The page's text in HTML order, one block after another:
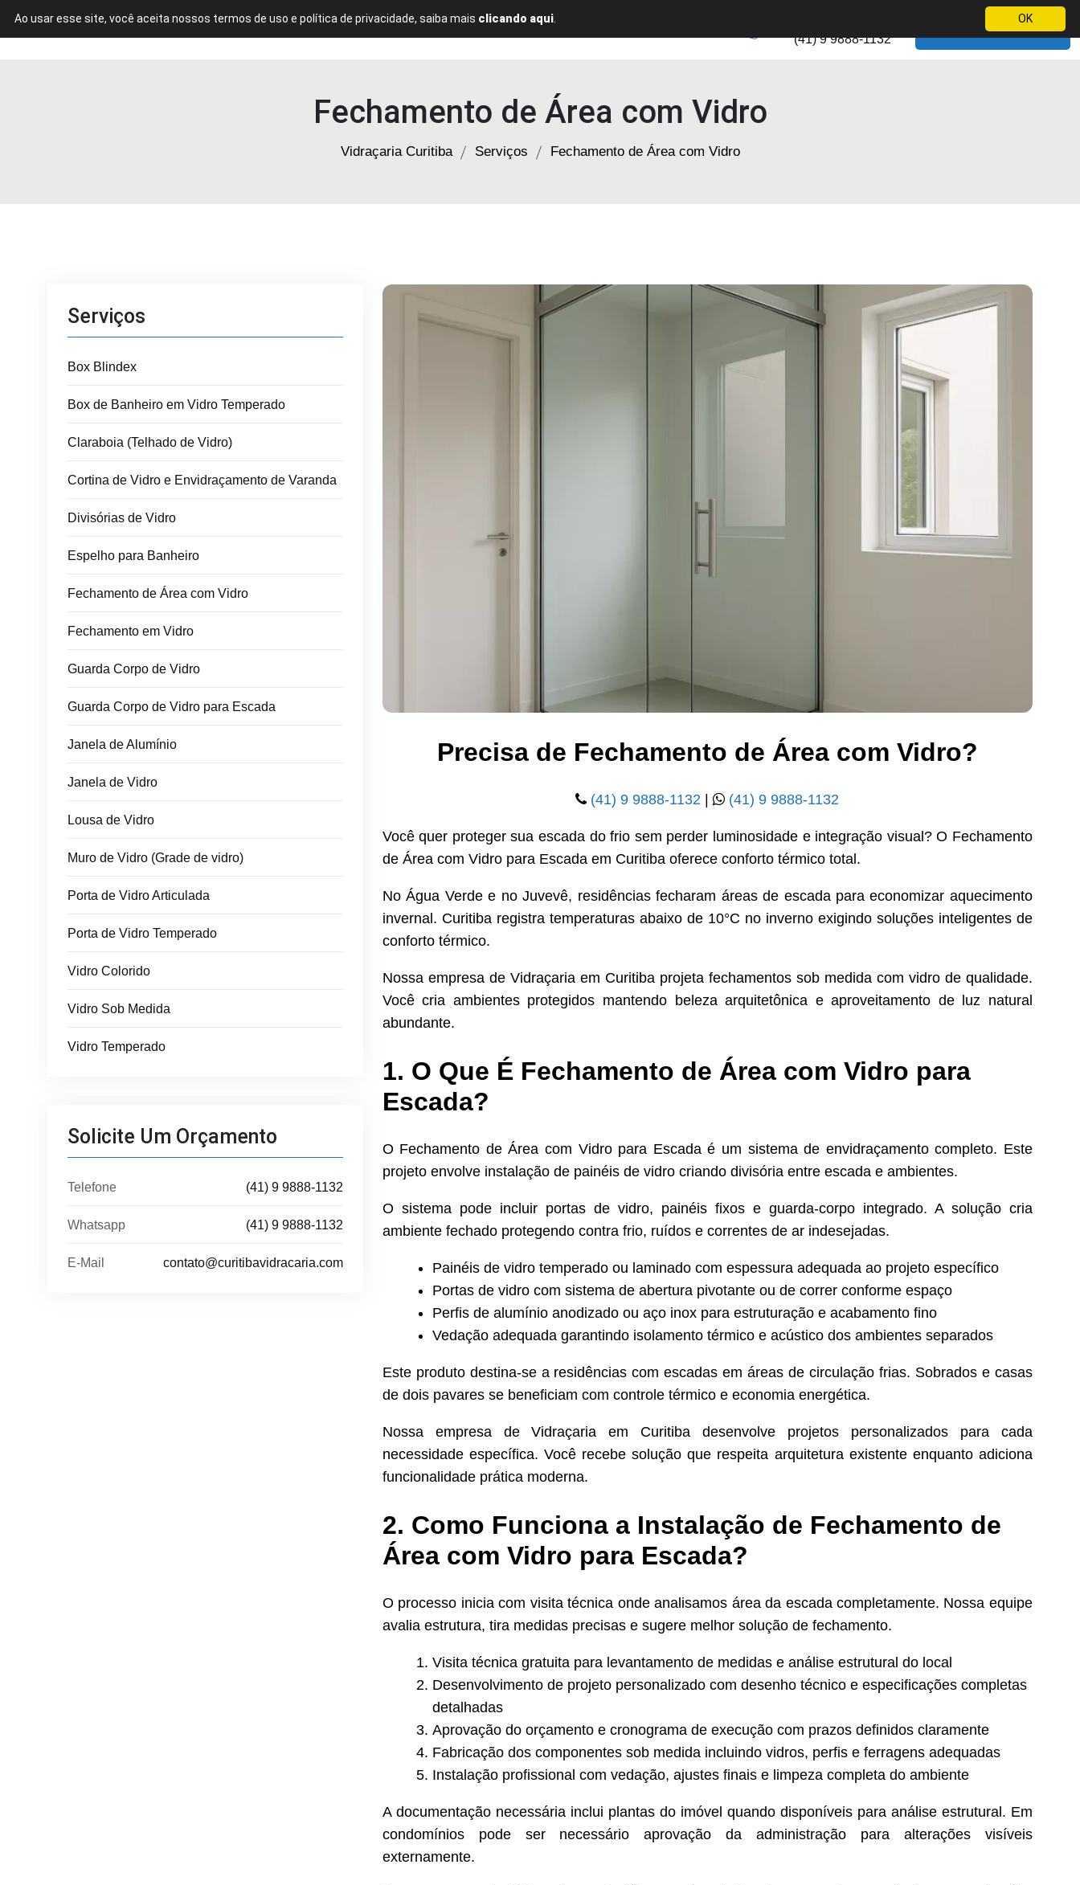
VIDRAÇARIA EM CURITIBA Serviços
(41) 9 9888-1132
WhatsApp
Fechamento de Área com Vidro
Vidraçaria Curitiba Serviços Fechamento de Área com Vidro
Serviços
Box Blindex
Box de Banheiro em Vidro Temperado
Claraboia (Telhado de Vidro)
Cortina de Vidro e Envidraçamento de Varanda
Divisórias de Vidro
Espelho para Banheiro
Fechamento de Área com Vidro
Fechamento em Vidro
Guarda Corpo de Vidro
Guarda Corpo de Vidro para Escada
Janela de Alumínio
Janela de Vidro
Lousa de Vidro
Muro de Vidro (Grade de vidro)
Porta de Vidro Articulada
Porta de Vidro Temperado
Vidro Colorido
Vidro Sob Medida
Vidro Temperado
Solicite Um Orçamento
Telefone (41) 9 9888-1132
Whatsapp (41) 9 9888-1132
E-Mail contato@curitibavidracaria.com
Precisa de Fechamento de Área com Vidro?
(41) 9 9888-1132 | (41) 9 9888-1132
Você quer proteger sua escada do frio sem perder luminosidade e integração visual? O Fechamento
de Área com Vidro para Escada em Curitiba oferece conforto térmico total.
No Água Verde e no Juvevê, residências fecharam áreas de escada para economizar aquecimento
invernal. Curitiba registra temperaturas abaixo de 10°C no inverno exigindo soluções inteligentes de
conforto térmico.
Nossa empresa de Vidraçaria em Curitiba projeta fechamentos sob medida com vidro de qualidade.
Você cria ambientes protegidos mantendo beleza arquitetônica e aproveitamento de luz natural
abundante.
1. O Que É Fechamento de Área com Vidro para
Escada?
O Fechamento de Área com Vidro para Escada é um sistema de envidraçamento completo. Este
projeto envolve instalação de painéis de vidro criando divisória entre escada e ambientes.
O sistema pode incluir portas de vidro, painéis fixos e guarda-corpo integrado. A solução cria
ambiente fechado protegendo contra frio, ruídos e correntes de ar indesejadas.
Painéis de vidro temperado ou laminado com espessura adequada ao projeto específico
Portas de vidro com sistema de abertura pivotante ou de correr conforme espaço
Perfis de alumínio anodizado ou aço inox para estruturação e acabamento fino
Vedação adequada garantindo isolamento térmico e acústico dos ambientes separados
Este produto destina-se a residências com escadas em áreas de circulação frias. Sobrados e casas
de dois pavares se beneficiam com controle térmico e economia energética.
Nossa empresa de Vidraçaria em Curitiba desenvolve projetos personalizados para cada
necessidade específica. Você recebe solução que respeita arquitetura existente enquanto adiciona
funcionalidade prática moderna.
2. Como Funciona a Instalação de Fechamento de
Área com Vidro para Escada?
O processo inicia com visita técnica onde analisamos área da escada completamente. Nossa equipe
avalia estrutura, tira medidas precisas e sugere melhor solução de fechamento.
Visita técnica gratuita para levantamento de medidas e análise estrutural do local
Desenvolvimento de projeto personalizado com desenho técnico e especificações completas
detalhadas
Aprovação do orçamento e cronograma de execução com prazos definidos claramente
Fabricação dos componentes sob medida incluindo vidros, perfis e ferragens adequadas
Instalação profissional com vedação, ajustes finais e limpeza completa do ambiente
A documentação necessária inclui plantas do imóvel quando disponíveis para análise estrutural. Em
condomínios pode ser necessário aprovação da administração para alterações visíveis
externamente.
OK
Ao usar esse site, você aceita nossos termos de uso e política de privacidade, saiba mais clicando aqui